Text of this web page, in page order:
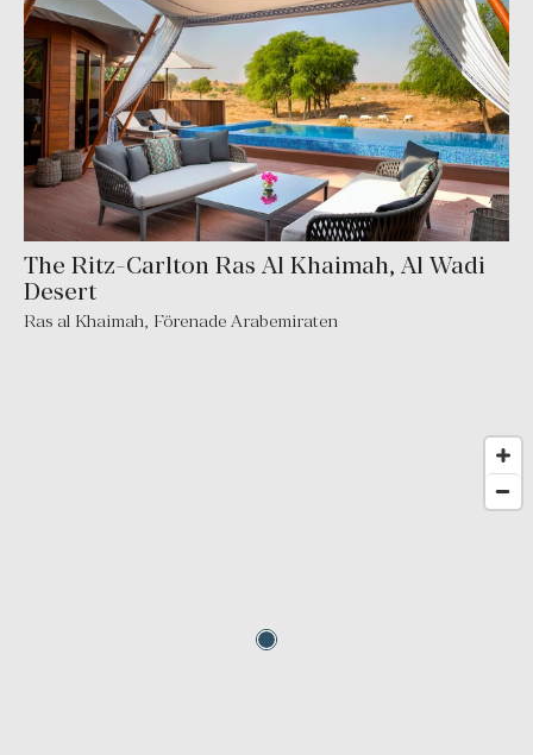
The Ritz-Carlton Ras Al Khaimah, Al Wadi
Desert
Ras al Khaimah, Förenade Arabemiraten